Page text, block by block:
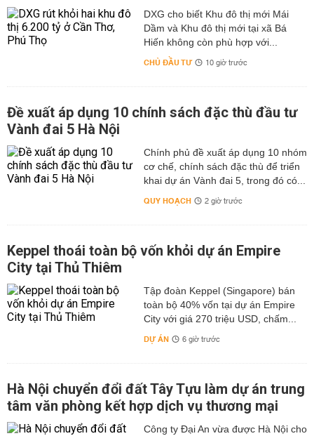
DXG cho biết Khu đô thị mới Mái
Dầm và Khu đô thị mới tại xã Bá
Hiến không còn phù hợp với...
CHỦ ĐẦU TƯ 10 giờ trước
Đề xuất áp dụng 10 chính sách đặc thù đầu tư
Vành đai 5 Hà Nội
Chính phủ đề xuất áp dụng 10 nhóm
cơ chế, chính sách đặc thù để triển
khai dự án Vành đai 5, trong đó có...
QUY HOẠCH 2 giờ trước
Keppel thoái toàn bộ vốn khỏi dự án Empire
City tại Thủ Thiêm
Tập đoàn Keppel (Singapore) bán
toàn bộ 40% vốn tại dự án Empire
City với giá 270 triệu USD, chấm...
DỰ ÁN 6 giờ trước
Hà Nội chuyển đổi đất Tây Tựu làm dự án trung
tâm văn phòng kết hợp dịch vụ thương mại
Công ty Đại An vừa được Hà Nội cho